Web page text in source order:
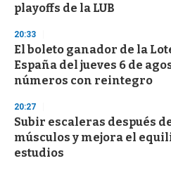
playoffs de la LUB
20:33
El boleto ganador de la
España del jueves 6 de
números con reintegro
20:27
Subir escaleras después
músculos y mejora el
estudios